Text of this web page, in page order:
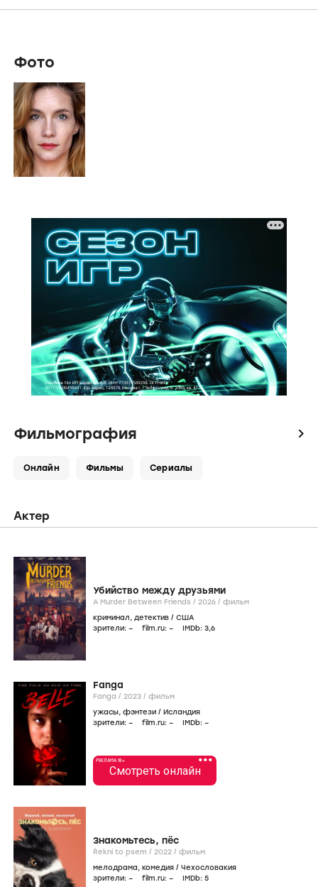
Фото
Фильмография icon
Онлайн Фильмы Сериалы
Актер
Убийство между друзьями
A Murder Between Friends / 2026 / фильм
криминал, детектив / США
зрители: – film.ru: – IMDb: 3,6
Fanga
Fanga / 2023 / фильм
ужасы, фэнтези / Исландия
зрители: – film.ru: – IMDb: –
•••
РЕКЛАМА 18+
Смотреть онлайн
Знакомьтесь, пёс
Řekni to psem / 2022 / фильм
мелодрама, комедия / Чехословакия
зрители: – film.ru: – IMDb: 5